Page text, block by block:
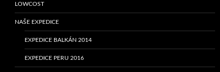
LOWCOST
NAŠE EXPEDICE
EXPEDICE BALKÁN 2014
EXPEDICE PERU 2016